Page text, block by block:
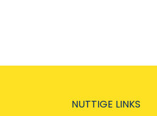
NUTTIGE LINKS